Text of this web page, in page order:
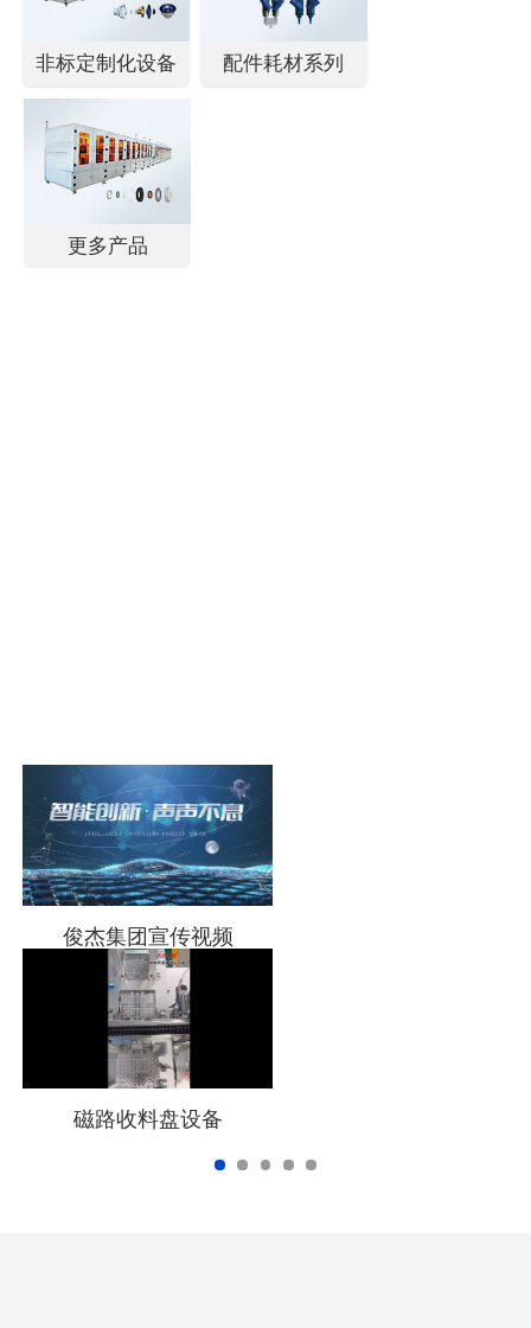
非标定制化设备 配件耗材系列
更多产品
俊杰集团宣传视频
磁路收料盘设备